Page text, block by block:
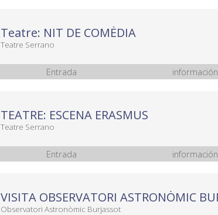
Teatre: NIT DE COMÈDIA
Teatre Serrano
Entrada información
TEATRE: ESCENA ERASMUS
Teatre Serrano
Entrada información
Observatori Astronòmic Burjassot